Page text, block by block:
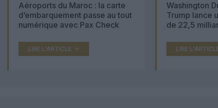
Aéroports du Maroc : la carte
d’embarquement passe au tout
numérique avec Pax Check
LIRE L'ARTICLE
Washington
Trump lance
de 22,5
LIRE